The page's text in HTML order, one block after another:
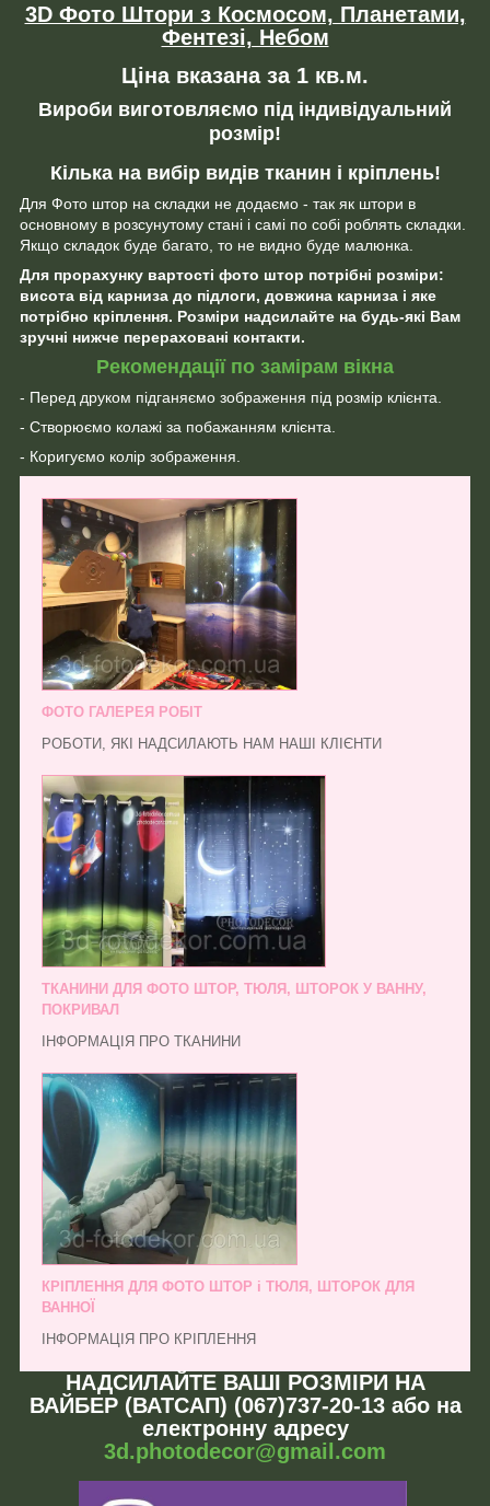
3D Фото Штори з Космосом, Планетами,
Фентезі, Небом
Ціна вказана за 1 кв.м.
Вироби виготовляємо під індивідуальний
розмір!
Кілька на вибір видів тканин і кріплень!
Для Фото штор на складки не додаємо - так як штори в
основному в розсунутому стані і самі по собі роблять складки.
Якщо складок буде багато, то не видно буде малюнка.
Для прорахунку вартості фото штор потрібні розміри:
висота від карниза до підлоги, довжина карниза і яке
потрібно кріплення. Розміри надсилайте на будь-які Вам
зручні нижче перераховані контакти.
Рекомендації по замірам вікна
- Перед друком підганяємо зображення під розмір клієнта.
- Створюємо колажі за побажанням клієнта.
- Коригуємо колір зображення.
ФОТО ГАЛЕРЕЯ РОБІТ
РОБОТИ, ЯКІ НАДСИЛАЮТЬ НАМ НАШІ КЛІЄНТИ
ТКАНИНИ ДЛЯ ФОТО ШТОР, ТЮЛЯ, ШТОРОК У ВАННУ,
ПОКРИВАЛ
ІНФОРМАЦІЯ ПРО ТКАНИНИ
КРІПЛЕННЯ ДЛЯ ФОТО ШТОР і ТЮЛЯ, ШТОРОК ДЛЯ
ВАННОЇ
ІНФОРМАЦІЯ ПРО КРІПЛЕННЯ
НАДСИЛАЙТЕ ВАШІ РОЗМІРИ НА
ВАЙБЕР (ВАТСАП) (067)737-20-13 або на
електронну адресу
3d.photodecor@gmail.com